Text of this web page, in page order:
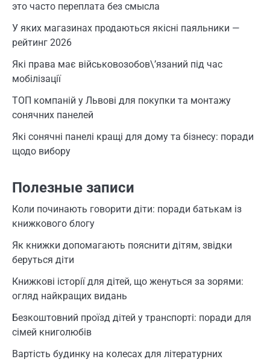
это часто переплата без смысла
У яких магазинах продаються якісні паяльники —
рейтинг 2026
Які права має військовозобов\’язаний під час
мобілізації
ТОП компаній у Львові для покупки та монтажу
сонячних панелей
Які сонячні панелі кращі для дому та бізнесу: поради
щодо вибору
Полезные записи
Коли починають говорити діти: поради батькам із
книжкового блогу
Як книжки допомагають пояснити дітям, звідки
беруться діти
Книжкові історії для дітей, що женуться за зорями:
огляд найкращих видань
Безкоштовний проїзд дітей у транспорті: поради для
сімей книголюбів
Вартість будинку на колесах для літературних